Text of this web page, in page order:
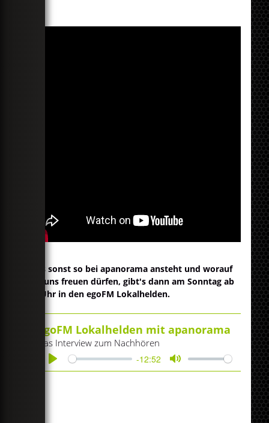
Was sonst so bei apanorama ansteht und worauf
wir uns freuen dürfen, gibt's dann am Sonntag ab
15 Uhr in den egoFM Lokalhelden.
egoFM Lokalhelden mit apanorama
Das Interview zum Nachhören
Play
-12:52
Mute